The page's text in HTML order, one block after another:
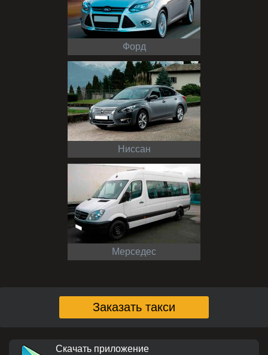
Форд
Ниссан
Мерседес
Заказать такси
Скачать приложение